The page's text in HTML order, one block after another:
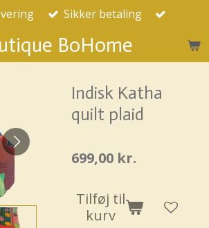
BoHome
Sikker betaling
Indisk Katha
quilt plaid
699,00 kr.
Tilføj til
kurv